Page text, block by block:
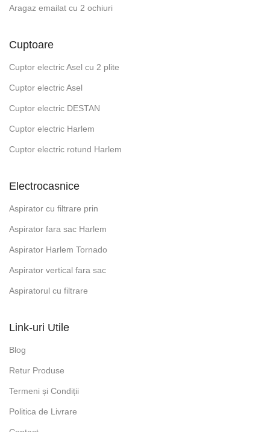
Aragaz emailat cu 2 ochiuri
Cuptoare
Cuptor electric Asel cu 2 plite
Cuptor electric Asel
Cuptor electric DESTAN
Cuptor electric Harlem
Cuptor electric rotund Harlem
Electrocasnice
Aspirator cu filtrare prin
Aspirator fara sac Harlem
Aspirator Harlem Tornado
Aspirator vertical fara sac
Aspiratorul cu filtrare
Link-uri Utile
Blog
Retur Produse
Termeni și Condiții
Politica de Livrare